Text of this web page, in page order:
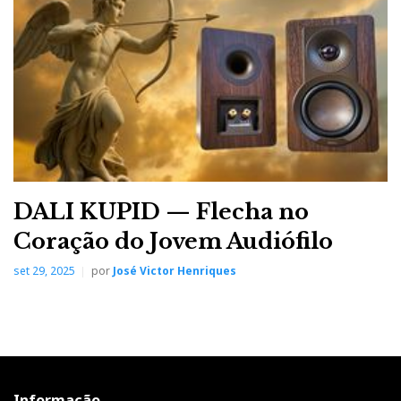
incorporação das tecnologias digitais de modelos
anteriores como o iDSD.
Os cartões de polarização exibem de um lado a tensão
DALI KUPID — Flecha no
Coração do Jovem Audiófilo
set 29, 2025 por José Victor Henriques